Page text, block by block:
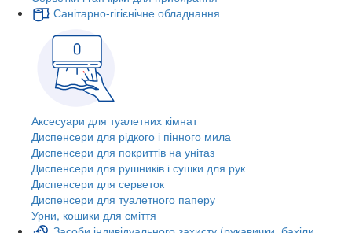
Санітарно-гігієнічне обладнання
Аксесуари для туалетних кімнат
Диспенсери для рідкого і пінного мила
Диспенсери для покриттів на унітаз
Диспенсери для рушників і сушки для рук
Диспенсери для серветок
Диспенсери для туалетного паперу
Урни, кошики для сміття